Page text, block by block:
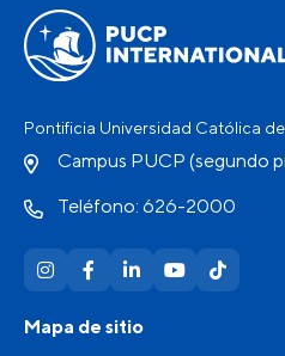
Pontificia Universidad Católica
Campus PUCP (segundo
Teléfono: 626-2000
Mapa de sitio